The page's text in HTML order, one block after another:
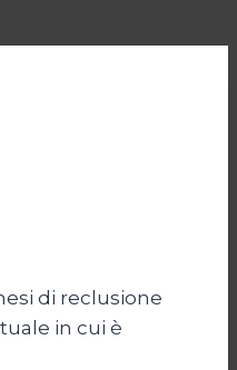
di reclusione
in cui è